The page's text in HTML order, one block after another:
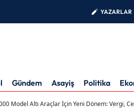
YAZARLAR
Gündem Asayiş Politika
Model Altı Araçlar İçin Yeni Dönem: Vergi,